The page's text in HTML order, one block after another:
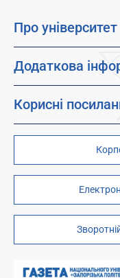
Про університет
Місія, візія та цінності
Факультети
Студентам
Додаткова
Дистанційне навчання
Дитячо-юнацький
Відокремлені
Наукова бібліотека
Телефонний довідник
Інституційний
Корисні
Стипендії і гранти
ZP - QR code
Молодіжний хаб
Платні послуги
Накази та